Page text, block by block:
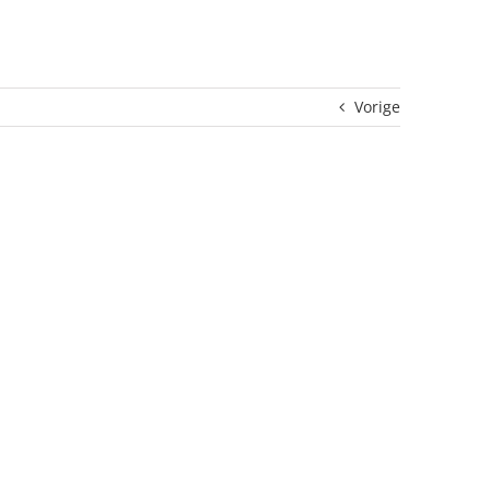
Vorige